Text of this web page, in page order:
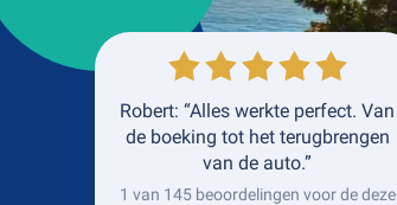
Robert: “Alles werkte perfect. Van
de boeking tot het terugbrengen
van de auto.”
1 van 145 beoordelingen voor de deze